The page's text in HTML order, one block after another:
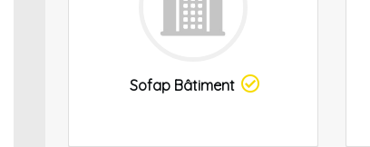
Sofap Bâtiment